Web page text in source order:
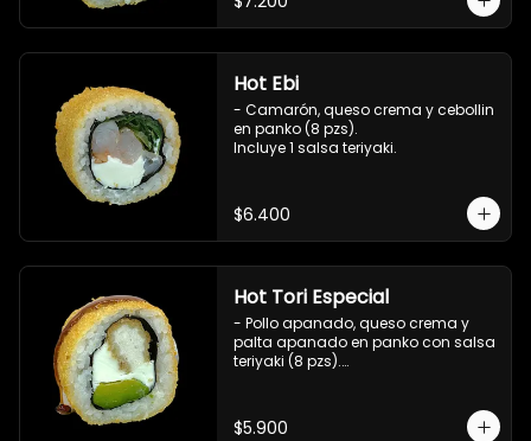
Hot Ebi
- Camarón, queso crema y cebollin
en panko (8 pzs).
Incluye 1 salsa teriyaki.
$6.400
Hot Tori Especial
- Pollo apanado, queso crema y
palta apanado en panko con salsa
teriyaki (8 pzs).
$5.900